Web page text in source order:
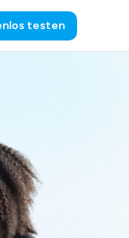
testen